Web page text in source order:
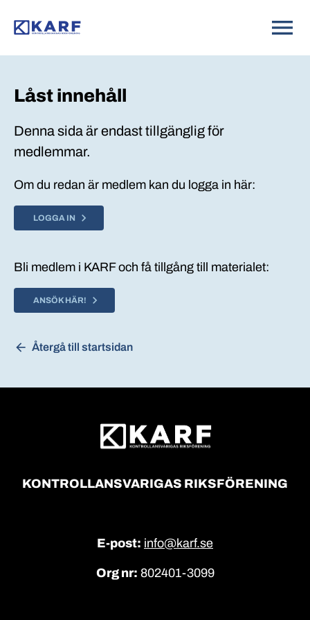
Låst innehåll
Denna sida är endast tillgänglig för
medlemmar.
Om du redan är medlem kan du logga in här:
LOGGA IN
Bli medlem i KARF och få tillgång till materialet:
ANSÖK HÄR!
Återgå till startsidan
KONTROLLANSVARIGAS RIKSFÖRENING
E-post: info@karf.se
Org nr: 802401-3099